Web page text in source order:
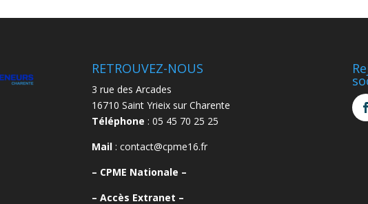
RETROUVEZ-NOUS
3 rue des Arcades
16710 Saint Yrieix sur Charente
Téléphone : 05 45 70 25 25
Mail: contact@cpme16.fr
– CPME Nationale –
– Accès Extranet –